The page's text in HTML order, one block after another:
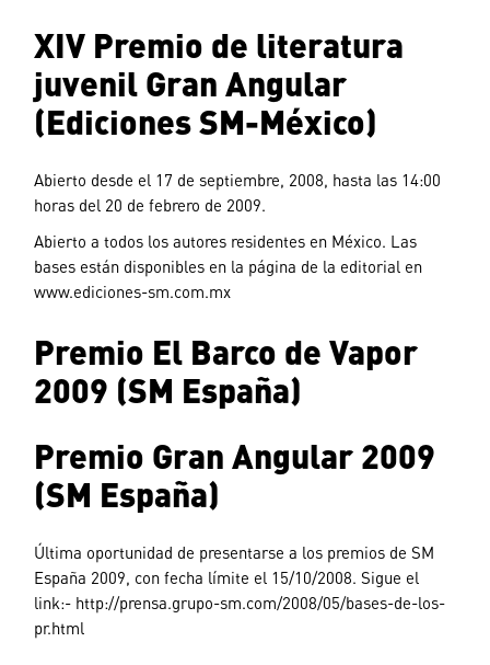
XIV Premio de literatura
juvenil Gran Angular
(Ediciones SM-México)
Abierto desde el 17 de septiembre, 2008, hasta las 14:00
horas del 20 de febrero de 2009.
Abierto a todos los autores residentes en México. Las
bases están disponibles en la página de la editorial en
www.ediciones-sm.com.mx
Premio El Barco de Vapor
2009 (SM España)
Premio Gran Angular 2009
(SM España)
Última oportunidad de presentarse a los premios de SM
España 2009, con fecha límite el 15/10/2008. Sigue el
link:- http://prensa.grupo-sm.com/2008/05/bases-de-los-
pr.html